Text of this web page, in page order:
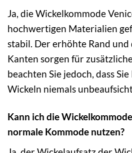
Ja, die Wickelkommode
hochwertigen Materialien
stabil. Der erhöhte Rand
Kanten sorgen für
beachten Sie jedoch, dass
Wickeln niemals
Kann ich die
normale Kommode nutzen?